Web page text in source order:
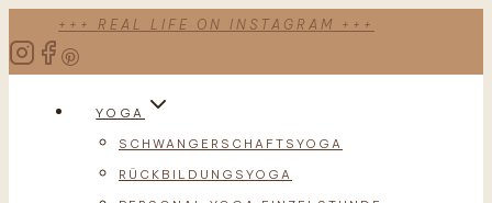
Inhalt
+++ REAL LIFE ON INSTAGRAM +++
YOGA
SCHWANGERSCHAFTSYOGA
RÜCKBILDUNGSYOGA